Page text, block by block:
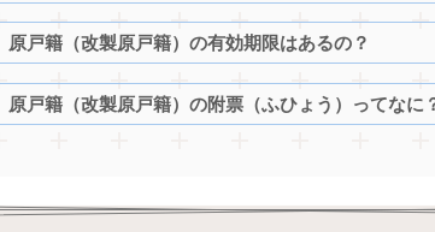
原戸籍（改製原戸籍）の有効期限はあるの？
原戸籍（改製原戸籍）の附票（ふひょう）ってなに